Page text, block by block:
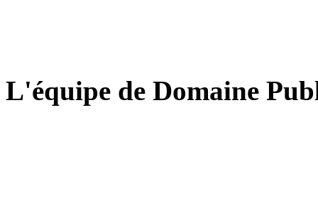
L'équipe de Domaine